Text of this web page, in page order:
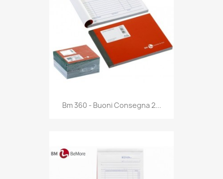
Anteprima
Bm 360 - Buoni Consegna 2...